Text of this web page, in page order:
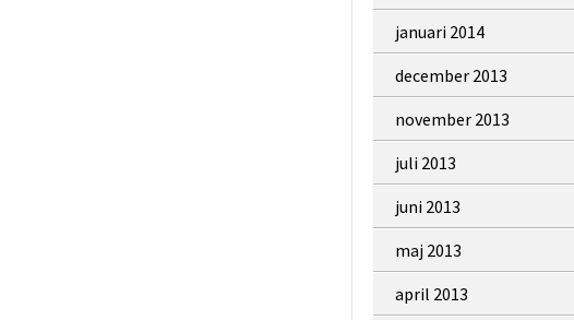
januari 2014
december 2013
november 2013
juli 2013
juni 2013
maj 2013
april 2013